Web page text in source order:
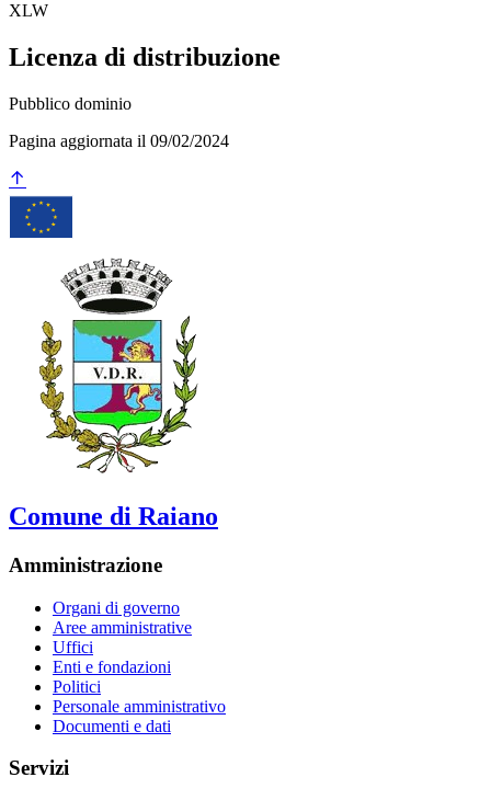
XLW
Licenza di distribuzione
Pubblico dominio
Pagina aggiornata il 09/02/2024
Comune di Raiano
Amministrazione
Organi di governo
Aree amministrative
Uffici
Enti e fondazioni
Politici
Personale amministrativo
Documenti e dati
Servizi